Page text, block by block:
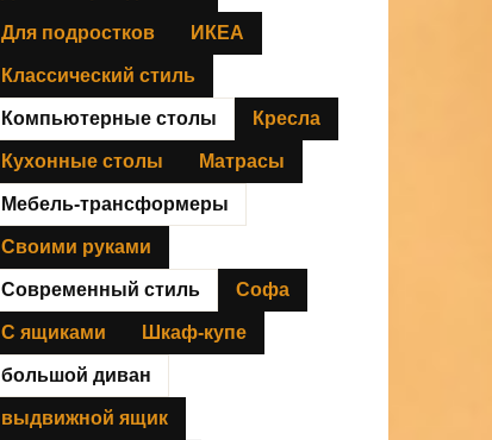
Для подростков ИКЕА
Классический стиль
Компьютерные столы Кресла
Кухонные столы Матрасы
Мебель-трансформеры
Своими руками
Современный стиль Софа
С ящиками Шкаф-купе
большой диван
выдвижной ящик